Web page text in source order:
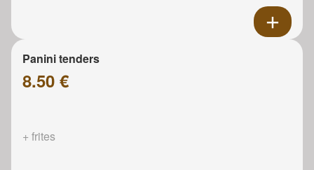
Panini tenders
8.50 €
+ frites